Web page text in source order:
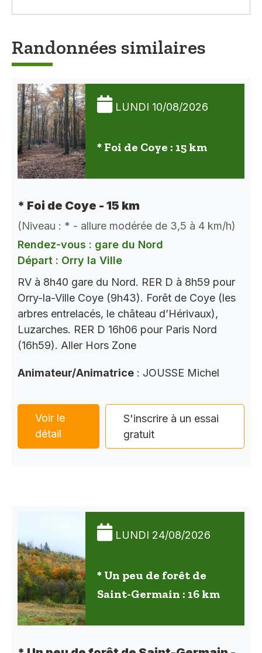
Randonnées similaires
LUNDI 10/08/2026
* Foi de Coye : 15 km
* Foi de Coye - 15 km
(Niveau : * - allure modérée de 3,5 à 4 km/h)
Rendez-vous : gare du Nord
Départ : Orry la Ville
RV à 8h40 gare du Nord. RER D à 8h59 pour
Orry-la-Ville Coye (9h43). Forêt de Coye (les
arbres entrelacés, le château d’Hérivaux),
Luzarches. RER D 16h06 pour Paris Nord
(16h59). Aller Hors Zone
Animateur/Animatrice : JOUSSE Michel
Voir le
détail
S'inscrire à un essai
gratuit
LUNDI 24/08/2026
* Un peu de forêt de
Saint-Germain : 16 km